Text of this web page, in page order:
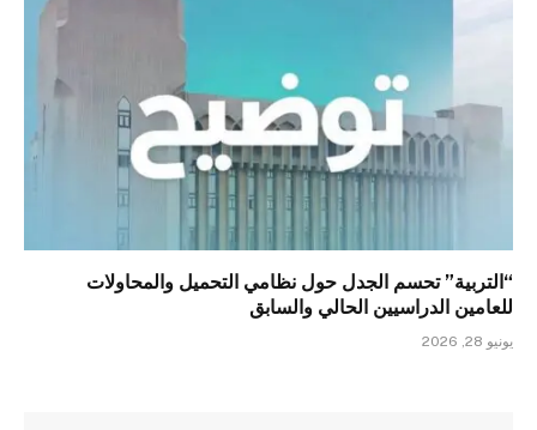
“التربية” تحسم الجدل حول نظامي التحميل والمحاولات
للعامين الدراسيين الحالي والسابق
يونيو 28, 2026